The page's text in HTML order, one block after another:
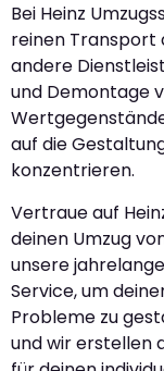
Bei Heinz
reinen Transport
andere
und Demontage
auf die
konzentrieren.
Vertraue auf
deinen Umzug
unsere
Service, um
Probleme zu
und wir erstellen